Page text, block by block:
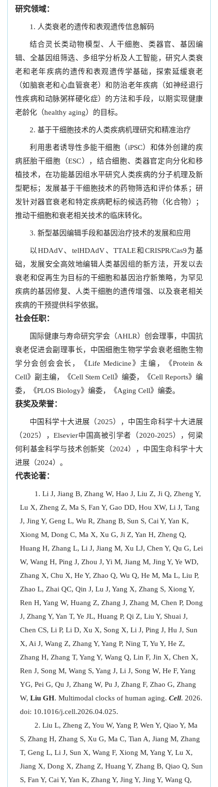
研究领域：
1. 人类衰老的遗传和表观遗传信息解码
结合灵长类动物模型、人干细胞、类器官、基因编
辑、全基因组筛选、多组学分析及人工智能，研究人类衰
老和老年疾病的遗传和表观遗传学基础，探索延缓衰老
（如脑衰老和心血管衰老）和防治老年疾病（如神经退行
性疾病和动脉粥样硬化症）的方法和手段，以期实现健康
老龄化（healthy aging）的目标。
2. 基于干细胞技术的人类疾病机理研究和精准治疗
利用患者诱导性多能干细胞（iPSC）和体外创建的疾
病胚胎干细胞（ESC），结合细胞、类器官定向分化和移
植技术，在功能基因组水平研究人类疾病的分子机理及新
型靶标；发展基于干细胞技术的药物筛选和评价体系；研
发针对器官衰老和特定疾病靶标的候选药物（化合物）；
推动干细胞和衰老相关技术的临床转化。
3. 新型基因编辑手段和基因治疗技术的发展和应用
以HDAdV、telHDAdV、TTALE和CRISPR/Cas9为基
础，发展安全高效地编辑人类基因组的新方法，开发以去
衰老和促再生为目标的干细胞和基因治疗新策略，为罕见
疾病的基因修复、人类干细胞的遗传增强、以及衰老相关
疾病的干预提供科学依据。
社会任职：
国际健康与寿命研究学会（AHLR）创会理事，中国抗
衰老促进会副理事长，中国细胞生物学学会衰老细胞生物
学分会创会会长，《Life Medicine》主编，《Protein &
Cell》副主编，《Cell Stem Cell》编委，《Cell Reports》编
委，《PLOS Biology》编委，《Aging Cell》编委。
获奖及荣誉：
中国科学十大进展（2025），中国生命科学十大进展
（2025），Elsevier中国高被引学者（2020-2025），何梁
何利基金科学与技术创新奖（2024），中国生命科学十大
进展（2024）。
代表论著：
Li J, Jiang B, Zhang W, Hao J, Liu Z, Ji Q, Zheng Y,
Lu X, Zheng Z, Ma S, Fan Y, Gao DD, Hou XW, Li J, Tang
J, Jing Y, Geng L, Wu R, Zhang B, Sun S, Cai Y, Yan K,
Xiong M, Dong C, Ma X, Xu G, Ji Z, Yan H, Zheng Q,
Huang H, Zhang L, Li J, Jiang M, Xu LJ, Chen Y, Qu G, Lei
W, Wang H, Ping J, Zhou J, Yi M, Jiang M, Jing Y, Ye WD,
Zhang X, Chu X, He Y, Zhao Q, Wu Q, He M, Ma L, Liu P,
Zhao L, Zhai QC, Qin J, Lu J, Yang X, Zhang S, Xiong Y,
Ren H, Yang W, Huang Z, Zhang J, Zhang M, Chen P, Dong
J, Zhang Y, Yan T, Ye JL, Huang P, Qi Z, Liu Y, Shuai J,
Chen CS, Li P, Li D, Xu X, Song X, Li J, Ping J, Hu J, Sun
X, Ai J, Wang Z, Zhang Y, Yang P, Ning T, Yu Y, He Z,
Zhang H, Zhang T, Yang Y, Wang Q, Lin F, Jin X, Chen X,
Ren J, Song M, Wang S, Yang J, Li J, Song W, He F, Yang
YG, Pei G, Qu J, Zhang W, Pu J, Zhang F, Zhao G, Zhang
W, Liu GH. Multimodal clocks of human aging. Cell. 2026.
doi: 10.1016/j.cell.2026.04.025.
Liu L, Zheng Z, You W, Yang P, Wen Y, Qiao Y, Ma
S, Zhang H, Zhang S, Xu G, Ma C, Tian A, Jiang M, Zhang
T, Geng L, Li J, Sun X, Wang F, Xiong M, Yang Y, Lu X,
Jiang X, Dong X, Zhang Z, Huang Y, Zhang B, Qiao Q, Sun
S, Fan Y, Cai Y, Yan K, Zhang Y, Jing Y, Jing Y, Wang Q,